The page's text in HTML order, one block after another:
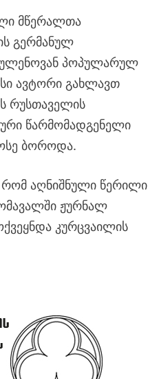
მწერალთა
გერმანულ
პოპულარულ
ავტორი გახლავთ
რუსთაველის
წარმომადგენელი
ბოროდა.
რომ აღნიშნული წერილი
ჟურნალ
კურცვაილის